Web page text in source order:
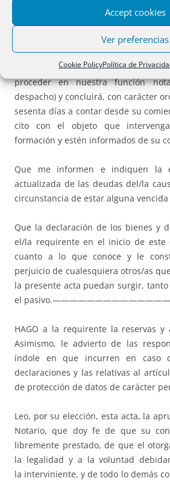
Accept cookies
Ver preferencias
Cookie PolicyPolítica de
Que se está tramitando la
notarial, el cual se iniciará el día **
(dentro de los treinta
citación, se puede consignar hora
citación judicial, o fijar, en su
proceder en nuestra función
despacho) y concluirá, con carácter
sesenta días a contar desde su
cito con el objeto que
formación y estén informados de su
Que me informen e indiquen la
actualizada de las deudas del/la
circunstancia de estar alguna
Que la declaración de los bienes y
el/la requirente en el inicio de este
cuanto a lo que conoce y le
perjuicio de cualesquiera otros/as
la presente acta puedan surgir,
el
HAGO a la requirente la reservas y
Asimismo, le advierto de las
índole en que incurren en caso
declaraciones y las relativas al
de protección de datos de carácter
Leo, por su elección, esta acta, la
Notario, que doy fe de que su
libremente prestado, de que el
la legalidad y a la voluntad
la interviniente, y de todo lo demás